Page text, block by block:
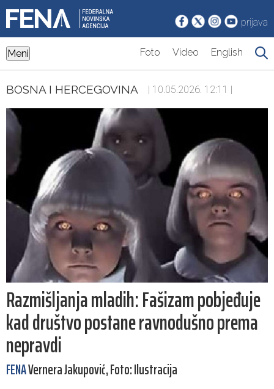
prijava
Meni Foto Video English
BOSNA I HERCEGOVINA | 10.05.2026. 12:11 |
Razmišljanja mladih: Fašizam pobjeđuje
kad društvo postane ravnodušno prema
nepravdi
FENAVernera Jakupović, Foto: Ilustracija